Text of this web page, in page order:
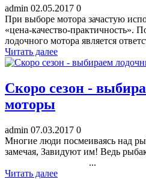
admin 02.05.2017 0
При выборе мотора зачастую
«цена-качество-практичность».
лодочного мотора является
Читать далее
Скоро сезон -
моторы
admin 07.03.2017 0
Многие люди посмеиваясь над
замечая, Завидуют им! Ведь
...
Читать далее